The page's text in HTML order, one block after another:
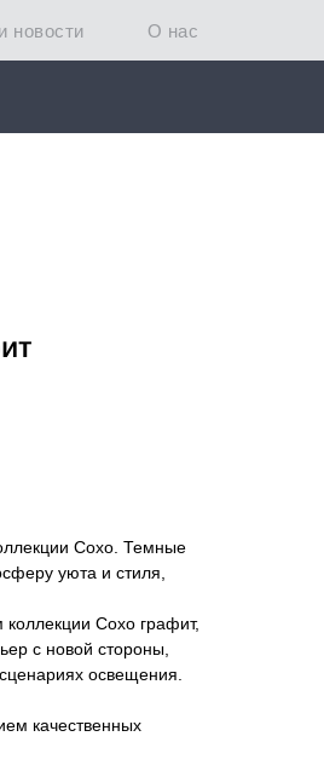
новости О нас
Сохо. Темные
уюта и стиля,
Сохо графит,
с новой стороны,
освещения.
качественных